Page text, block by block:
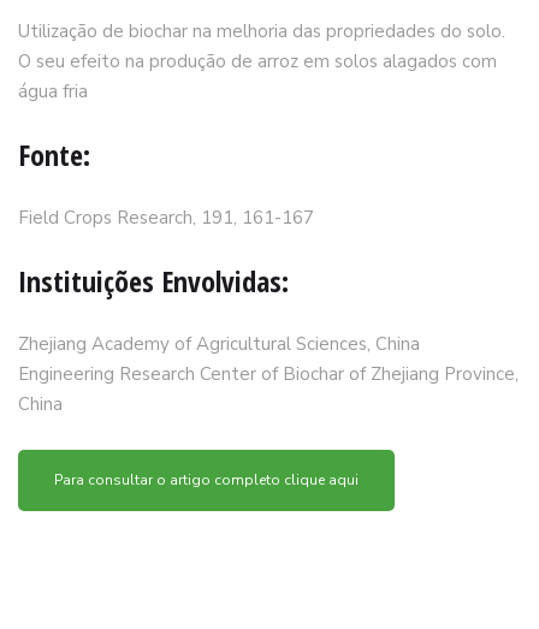
Utilização de biochar na melhoria das propriedades do solo.
O seu efeito na produção de arroz em solos alagados com
água fria
Fonte:
Field Crops Research, 191, 161-167
Instituições Envolvidas:
Zhejiang Academy of Agricultural Sciences, China
Engineering Research Center of Biochar of Zhejiang Province,
China
Para consultar o artigo completo clique aqui